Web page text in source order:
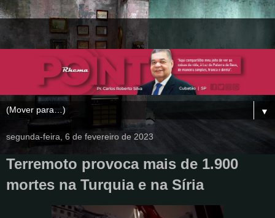
▼
segunda-feira, 6 de fevereiro de 2023
Terremoto provoca mais de 1.900
mortes na Turquia e na Síria